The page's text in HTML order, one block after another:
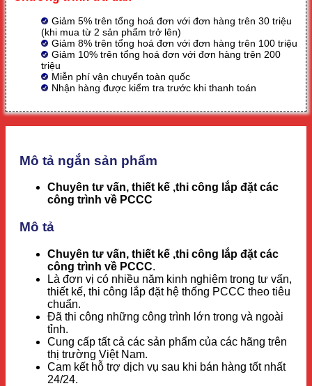
Giảm 5% trên tổng hoá đơn với đơn hàng trên 30 triệu
(khi mua từ 2 sản phẩm trở lên)
Giảm 8% trên tổng hoá đơn với đơn hàng trên 100 triệu
Giảm 10% trên tổng hoá đơn với đơn hàng trên 200
triệu
Miễn phí vận chuyển toàn quốc
Nhận hàng được kiểm tra trước khi thanh toán
Mô tả ngắn sản phẩm
Chuyên tư vấn, thiết kế ,thi công lắp đặt các
công trình về PCCC
Mô tả
Chuyên tư vấn, thiết kế ,thi công lắp đặt các
công trình về PCCC.
Là đơn vị có nhiều năm kinh nghiệm trong tư vấn,
thiết kế, thi công lắp đặt hệ thống PCCC theo tiêu
chuẩn.
Đã thi công những công trình lớn trong và ngoài
tỉnh.
Cung cấp tất cả các sản phẩm của các hãng trên
thị trường Việt Nam.
Cam kết hỗ trợ dịch vụ sau khi bán hàng tốt nhất
24/24.